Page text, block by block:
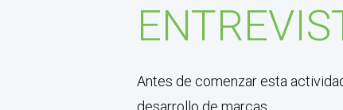
Antes de comenzar esta
desarrollo de marcas.